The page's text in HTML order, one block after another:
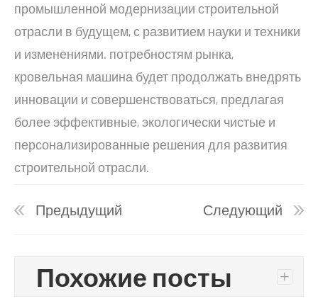
промышленной модернизации строительной
отрасли в будущем, с развитием науки и техники
и изменениями. потребностям рынка,
кровельная машина будет продолжать внедрять
инновации и совершенствоваться, предлагая
более эффективные, экологически чистые и
персонализированные решения для развития
строительной отрасли.
Предыдущий Следующий
Похожие посты +